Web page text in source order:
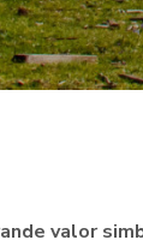
valor